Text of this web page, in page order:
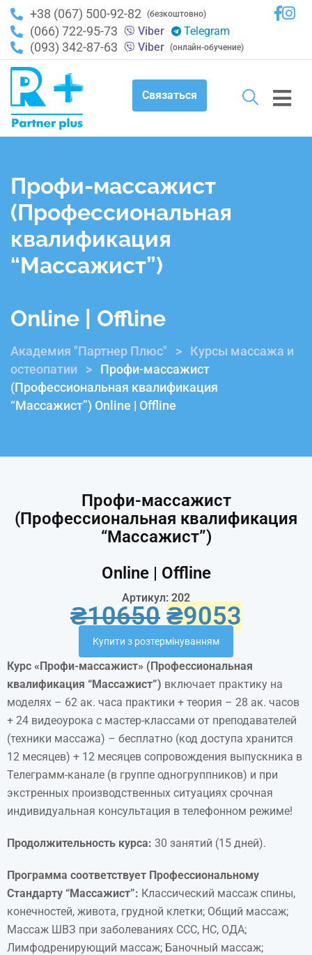
+38 (067) 500-92-82 (безкоштовно)
(066) 722-95-73 Viber Telegram
(093) 342-87-63 Viber (онлайн-обучение)
Связаться
Профи-массажист
(Профессиональная
квалификация
“Массажист”)
Online | Offline
Академия "Партнер Плюс" >
Курсы массажа и
остеопатии
>
Профи-массажист
(Профессиональная квалификация
“Массажист”) Online | Offline
Профи-массажист
(Профессиональная квалификация
“Массажист”)
Online | Offline
Артикул: 202
₴10650 ₴9053
Купити з розтермінуванням
Курс «Профи-массажист» (Профессиональная
квалификация “Массажист”) включает практику на
моделях – 62 ак. часа практики + теория – 28 ак. часов
+ 24 видеоурока с мастер-классами от преподавателей
(техники массажа) – бесплатно (код доступа хранится
12 месяцев) + 12 месяцев сопровождения выпускника в
Телеграмм-канале (в группе одногруппников) и при
экстренных производственных ситуациях срочная
индивидуальная консультация в телефонном режиме!
Продолжительность курса: 30 занятий (15 дней).
Программа соответствует Профессиональному
Стандарту “Массажист”: Классический массаж спины,
конечностей, живота, грудной клетки; Общий массаж;
Массаж ШВЗ при заболеваниях ССС, НС, ОДА;
Лимфодренирующий массаж; Баночный массаж;